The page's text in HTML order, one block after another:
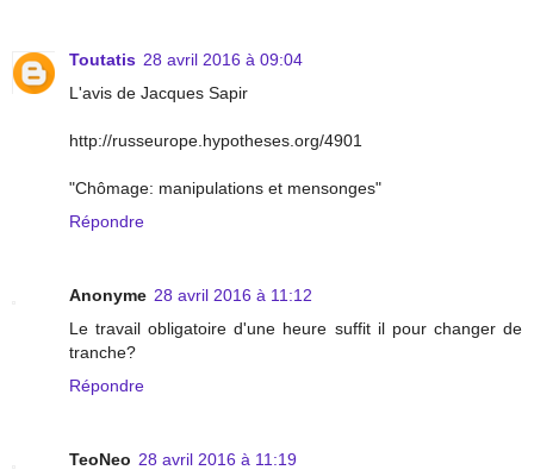
Toutatis 28 avril 2016 à 09:04
L'avis de Jacques Sapir
http://russeurope.hypotheses.org/4901
"Chômage: manipulations et mensonges"
Répondre
Anonyme 28 avril 2016 à 11:12
Le travail obligatoire d'une heure suffit il pour changer de
tranche?
Répondre
TeoNeo 28 avril 2016 à 11:19